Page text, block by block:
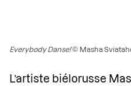
Everybody Danse!© Masha
L’artiste biélorusse